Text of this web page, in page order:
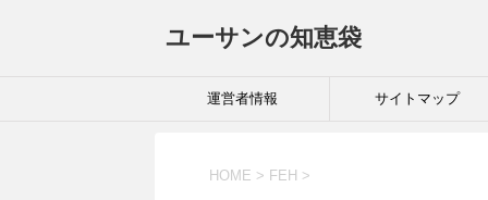
ユーサンの知恵袋
運営者情報 サイトマップ
HOME > FEH >